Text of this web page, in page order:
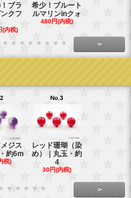
ブラ
クフ
(内税)
希少！ブルート
ルマリンinクォ
480円(内税)
>
ジス
約6m
税)
No.3
レッド珊瑚（染
め）｜丸玉・約
4
30円(内税)
>